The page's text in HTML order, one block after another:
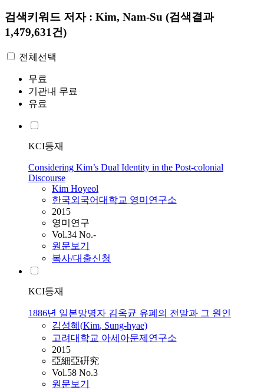
검색키워드 저자 : Kim, Nam-Su (검색결과
1,479,631건)
전체선택
무료
기관내 무료
유료
KCI등재
Considering Kim’s Dual Identity in the Post-colonial
Discourse
Kim Hoyeol
한국외국어대학교 영미연구소
2015
영미연구
Vol.34 No.-
원문보기
복사/대출신청
KCI등재
1886년 일본망명자 김옥균 유폐의 전말과 그 원인
김성혜(Kim, Sung-hyae)
고려대학교 아세아문제연구소
2015
亞細亞硏究
Vol.58 No.3
원문보기